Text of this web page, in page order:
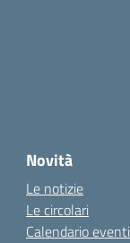
Novità
Le notizie
Le circolari
Calendario eventi